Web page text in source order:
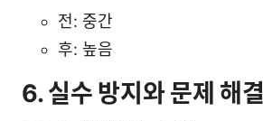
전: 중간
후: 높음
6. 실수 방지와 문제 해결